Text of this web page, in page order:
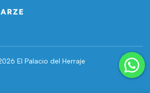
El Palacio del Herraje